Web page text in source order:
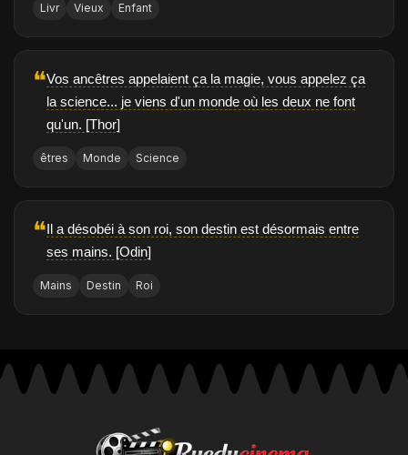
Livr Vieux Enfant
❝Vos ancêtres appelaient ça la magie, vous appelez ça
la science... je viens d'un monde où les deux ne font
qu'un. [Thor]
êtres Monde Science
❝Il a désobéi à son roi, son destin est désormais entre
ses mains. [Odin]
Mains Destin Roi